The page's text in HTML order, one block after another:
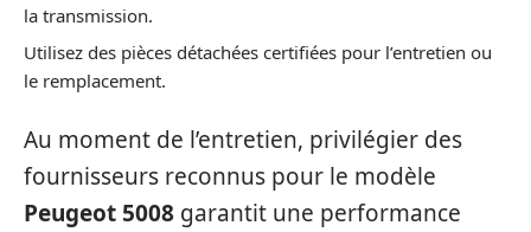
la transmission.
Utilisez des pièces détachées certifiées pour l’entretien ou
le remplacement.
Au moment de l’entretien, privilégier des
fournisseurs reconnus pour le modèle
Peugeot 5008 garantit une performance